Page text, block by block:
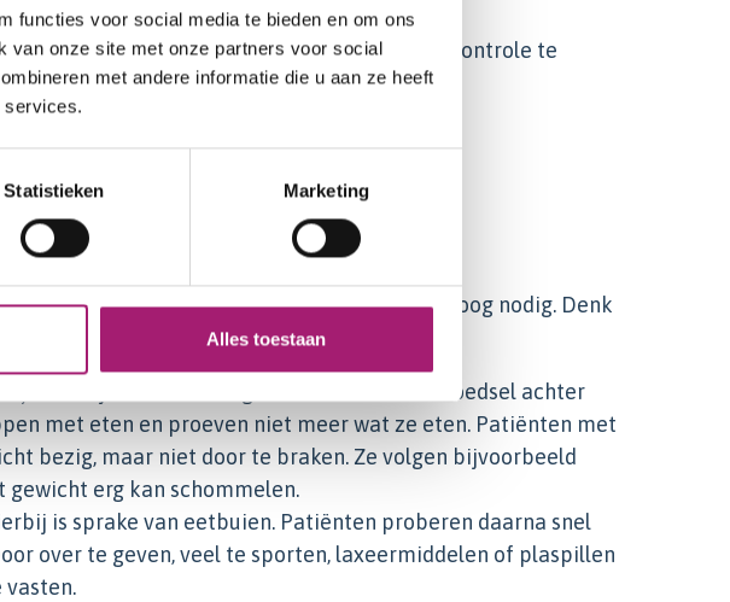
functies voor social media te bieden en om ons
van onze site met onze partners voor social
met andere informatie die u aan ze heeft
services.
Statistieken Marketing
Alles toestaan
is
minste 5 jaar na de operatie onder medische controle te
dagelijks vitaminepreparaten te slikken
eetgedrag
een behandeling door een diëtiste of psycholoog nodig. Denk
Hierbij eten mensen grote hoeveelheden voedsel achter
met eten en proeven niet meer wat ze eten. Patiënten met
bezig, maar niet door te braken. Ze volgen bijvoorbeeld
erg kan schommelen.
is sprake van eetbuien. Patiënten proberen daarna snel
over te geven, veel te sporten, laxeermiddelen of plaspillen